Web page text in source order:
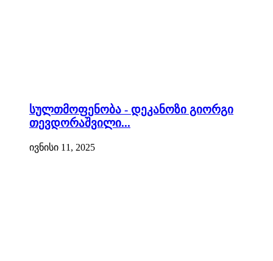
სულთმოფენობა - დეკანოზი გიორგი
თევდორაშვილი...
ივნისი 11, 2025